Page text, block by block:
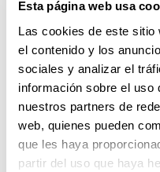
Esta página web usa
Las cookies de este sitio
el contenido y los
sociales y analizar el
información sobre el uso
nuestros partners de
web, quienes pueden
que les haya
partir del uso que haya
Libertad
El 3 de
Mundial de
¿Tenemos